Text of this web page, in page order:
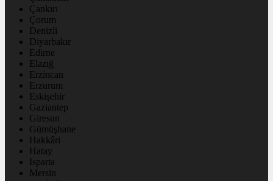
Çankırı
Çorum
Denizli
Diyarbakır
Edirne
Elazığ
Erzincan
Erzurum
Eskişehir
Gaziantep
Giresun
Gümüşhane
Hakkâri
Hatay
Isparta
Mersin